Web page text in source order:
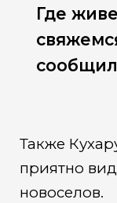
Где
Также
приятно
новоселов.